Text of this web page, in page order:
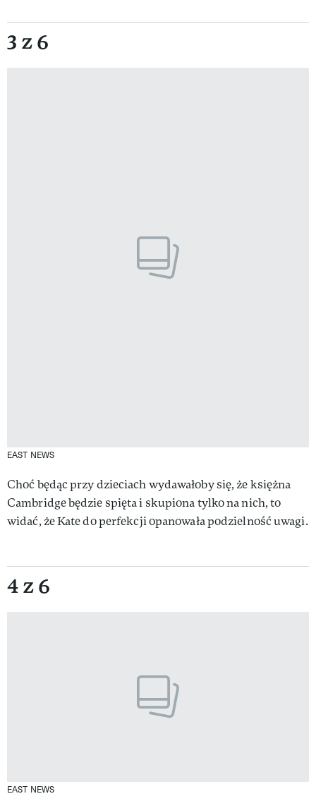
3 z 6
EAST NEWS
Choć będąc przy dzieciach wydawałoby się, że księżna
Cambridge będzie spięta i skupiona tylko na nich, to
widać, że Kate do perfekcji opanowała podzielność uwagi.
4 z 6
EAST NEWS